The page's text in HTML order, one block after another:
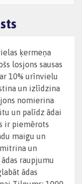
ķermeņa
losjons sausas
10% urīnvielu
un izlīdzina
nomierina
un palīdz ādai
ir piemērots
maigu un
un
raupjumu
ādas